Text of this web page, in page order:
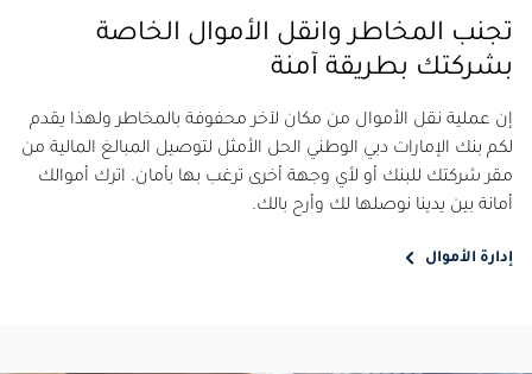
تجنب المخاطر وانقل الأموال الخاصة
بشركتك بطريقة آمنة
إن عملية نقل الأموال من مكان لآخر محفوفة بالمخاطر ولهذا يقدم
لكم بنك الإمارات دبي الوطني الحل الأمثل لتوصيل المبالغ المالية من
مقر شركتك للبنك أو لأي وجهة أخرى ترغب بها بأمان. اترك أموالك
أمانة بين يدينا نوصلها لك وأرح بالك.
إدارة الأموال